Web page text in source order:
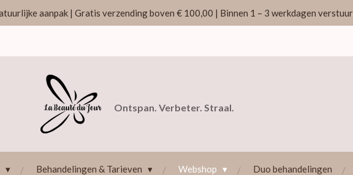
aanpak | Gratis verzending boven € 100,00 | Binnen 1 – 3 werkdagen
Ontspan. Verbeter. Straal.
Behandelingen & Tarieven Webshop Duo behandelingen